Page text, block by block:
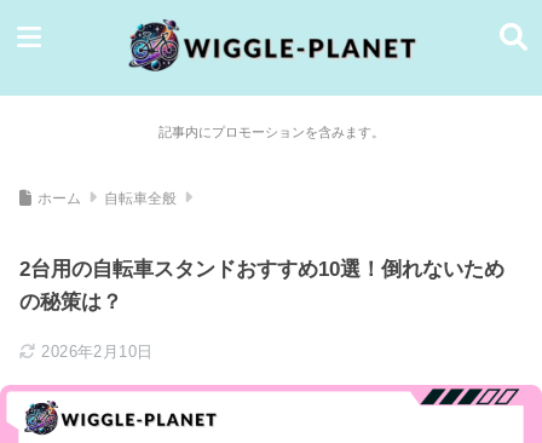
記事内にプロモーションを含みます。
ホーム 自転車全般
2台用の自転車スタンドおすすめ10選！倒れないため
の秘策は？
2026年2月10日